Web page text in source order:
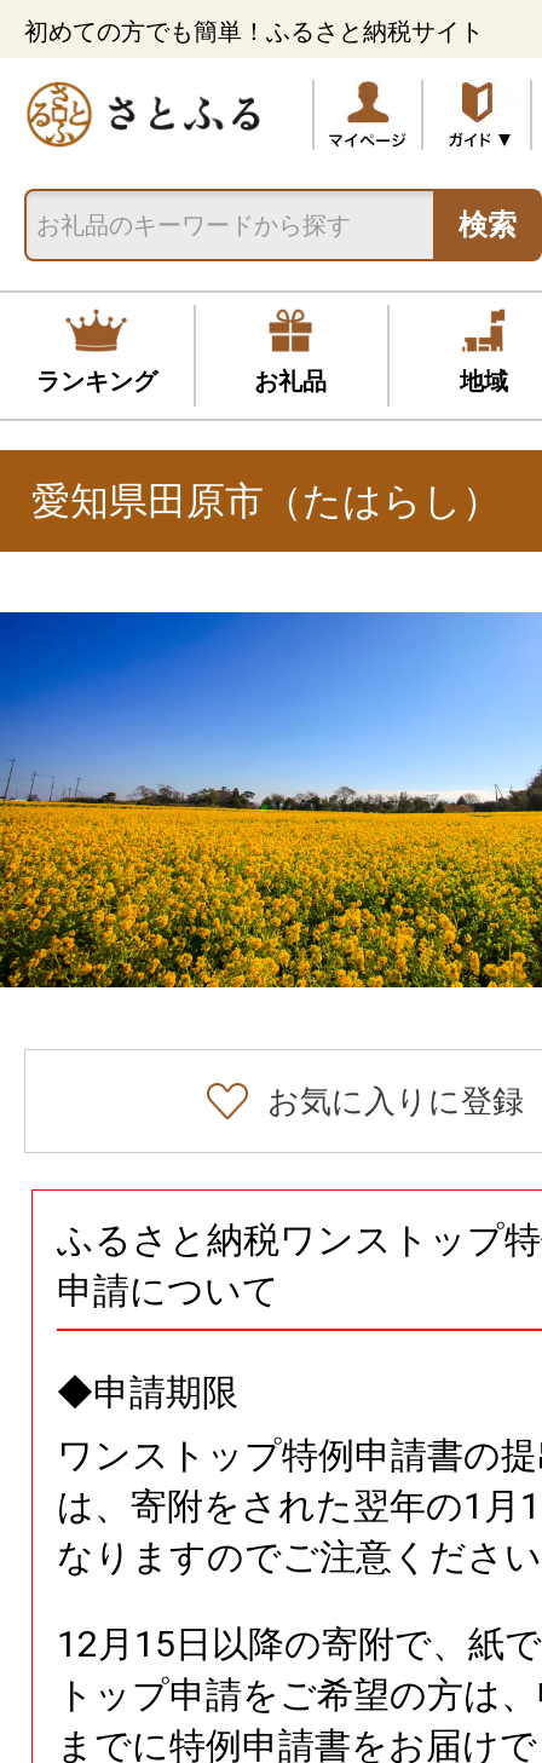
初めての方でも簡単！ふるさと納税サイト
検索
ランキング お礼品 地域
愛知県田原市（たはらし）
お気に入りに登録
ふるさと納税ワンストップ
申請について
◆申請期限
ワンストップ特例申請書の
は、寄附をされた翌年の1月
なりますのでご注意くださ
12月15日以降の寄附で、紙
トップ申請をご希望の方は
までに特例申請書をお届け